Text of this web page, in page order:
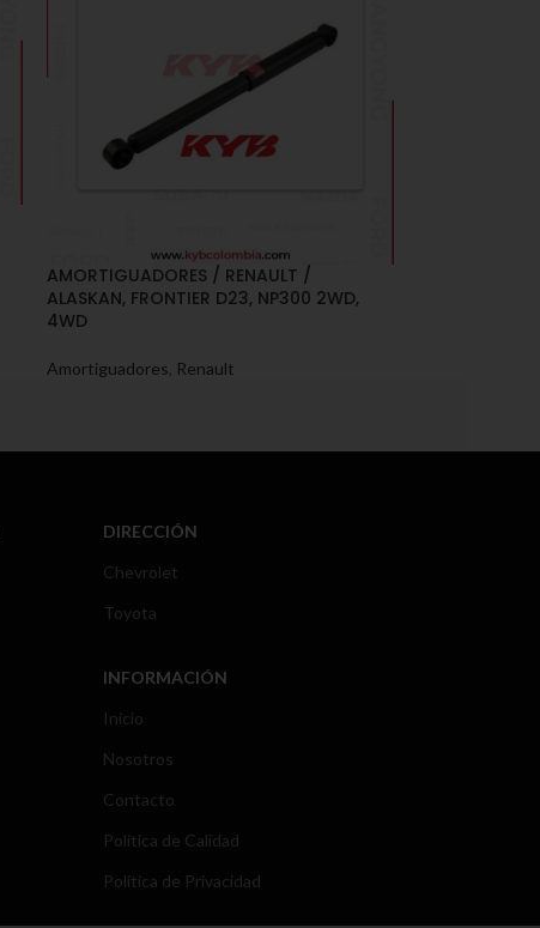
AMORTIGUADORES / RENAULT /
ALASKAN, FRONTIER D23, NP300 2WD,
4WD
Amortiguadores Renault
DIRECCIÓN
Chevrolet
Toyota
INFORMACIÓN
Inicio
Nosotros
Contacto
Política de Calidad
Política de Privacidad